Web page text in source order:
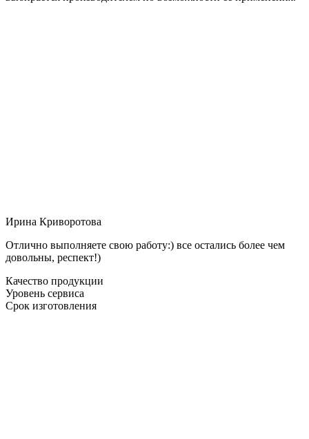
Ирина Криворотова
Отлично выполняете свою работу:) все остались более чем
довольны, респект!)
Качество продукции
Уровень сервиса
Срок изготовления